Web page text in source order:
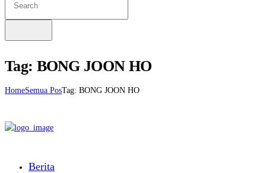
Tag: BONG JOON HO
HomeSemua PosTag: BONG JOON HO
Berita